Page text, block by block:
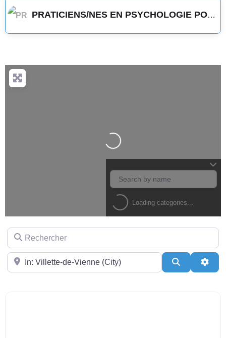
PRATICIENS/NES EN PSYCHOLOGIE POSITIVE
Loading...
Loading categories...
Rechercher
Près de
Search